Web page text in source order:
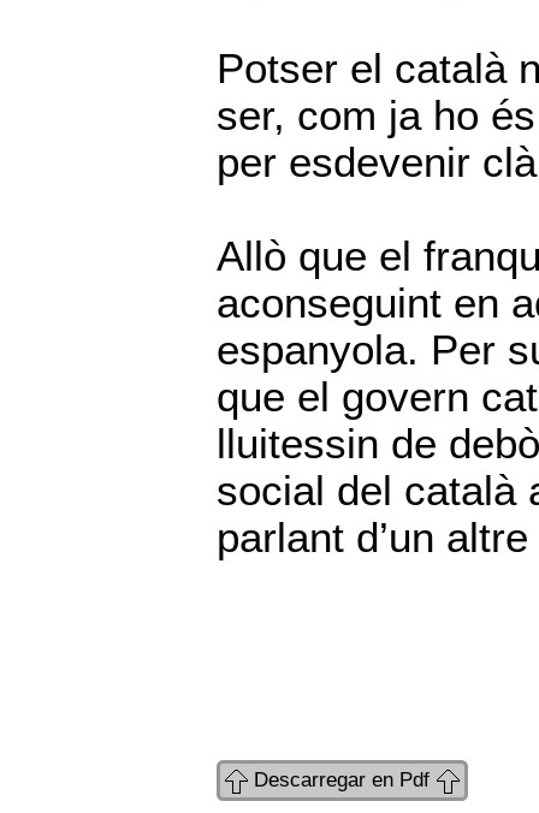
Potser el català
ser, com ja ho
per esdevenir
Allò que el
aconseguint en
espanyola. Per
que el govern
lluitessin de
social del català
parlant d’un
Descarregar en Pdf